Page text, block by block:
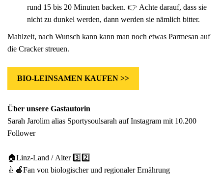
rund 15 bis 20 Minuten backen. 👉 Achte darauf, dass sie
nicht zu dunkel werden, dann werden sie nämlich bitter.
Mahlzeit, nach Wunsch kann kann man noch etwas Parmesan auf
die Cracker streuen.
BIO-LEINSAMEN KAUFEN >>
Über unsere Gastautorin
Sarah Jarolim alias Sportysoulsarah auf Instagram mit 10.200
Follower
🏠Linz-Land / Alter 3️⃣2️⃣
🍐🍎Fan von biologischer und regionaler Ernährung